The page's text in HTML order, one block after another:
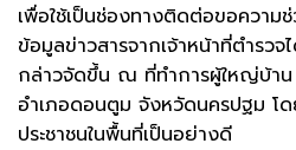
เพื่อใช้เป็นช่องทางติดต่อขอความ
ข้อมูลข่าวสารจากเจ้าหน้าที่ตำรว
กล่าวจัดขึ้น ณ ที่ทำการผู้ใหญ่บ้า
อำเภอดอนตูม จังหวัดนครปฐม โด
ประชาชนในพื้นที่เป็นอย่างดี